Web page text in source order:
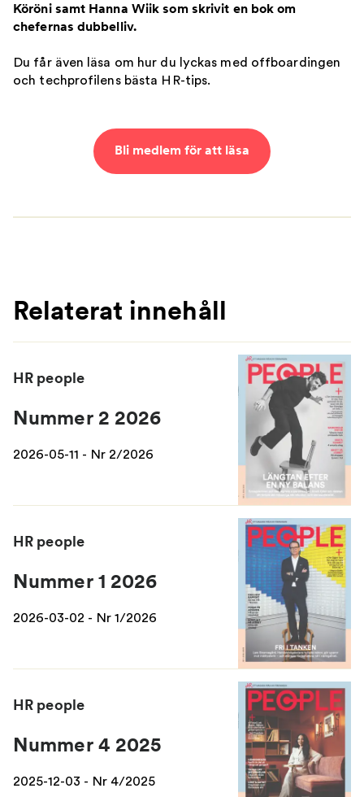
Köröni samt Hanna Wiik som skrivit en bok om
chefernas dubbelliv.
Du får även läsa om hur du lyckas med offboardingen
och techprofilens bästa HR-tips.
Bli medlem för att läsa
Relaterat innehåll
HR people
Nummer 2 2026
2026-05-11 - Nr 2/2026
HR people
Nummer 1 2026
2026-03-02 - Nr 1/2026
HR people
Nummer 4 2025
2025-12-03 - Nr 4/2025